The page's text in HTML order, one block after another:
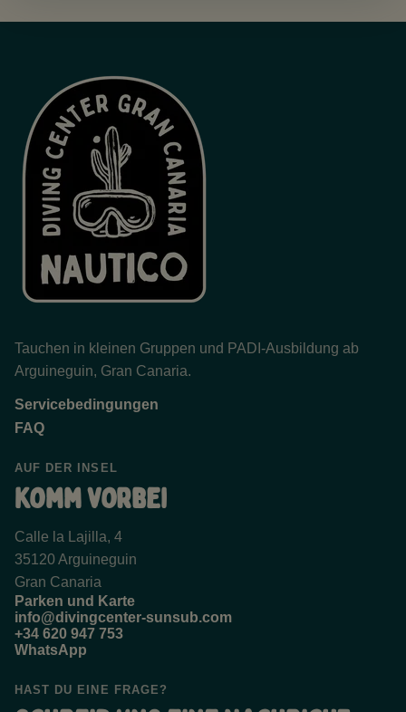
Tauchen in kleinen Gruppen und PADI-Ausbildung ab
Arguineguin, Gran Canaria.
Servicebedingungen
FAQ
AUF DER INSEL
Komm vorbei
Calle la Lajilla, 4
35120 Arguineguin
Gran Canaria
Parken und Karte
info@divingcenter-sunsub.com
+34 620 947 753
WhatsApp
HAST DU EINE FRAGE?